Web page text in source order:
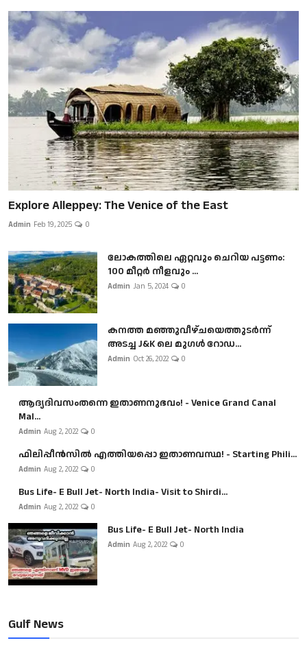
Explore Alleppey: The Venice of the East
Admin Feb 19, 2025 0
ലോകത്തിലെ ഏറ്റവും ചെറിയ പട്ടണം:
100 മീറ്റർ നീളവും ...
Admin Jan 5, 2024 0
കനത്ത മഞ്ഞുവീഴ്ചയെത്തുടർന്ന്
അടച്ച J&K ലെ മുഗൾ റോഡ...
Admin Oct 26, 2022 0
ആദ്യദിവസംതന്നെ ഇതാണനുഭവം! - Venice Grand Canal
Mal...
Admin Aug 2, 2022 0
ഫിലിപ്പീൻസിൽ എത്തിയപ്പൊ ഇതാണവസ്ഥ! - Starting Phili...
Admin Aug 2, 2022 0
Bus Life- E Bull Jet- North India- Visit to Shirdi...
Admin Aug 2, 2022 0
Bus Life- E Bull Jet- North India
Admin Aug 2, 2022 0
Gulf News